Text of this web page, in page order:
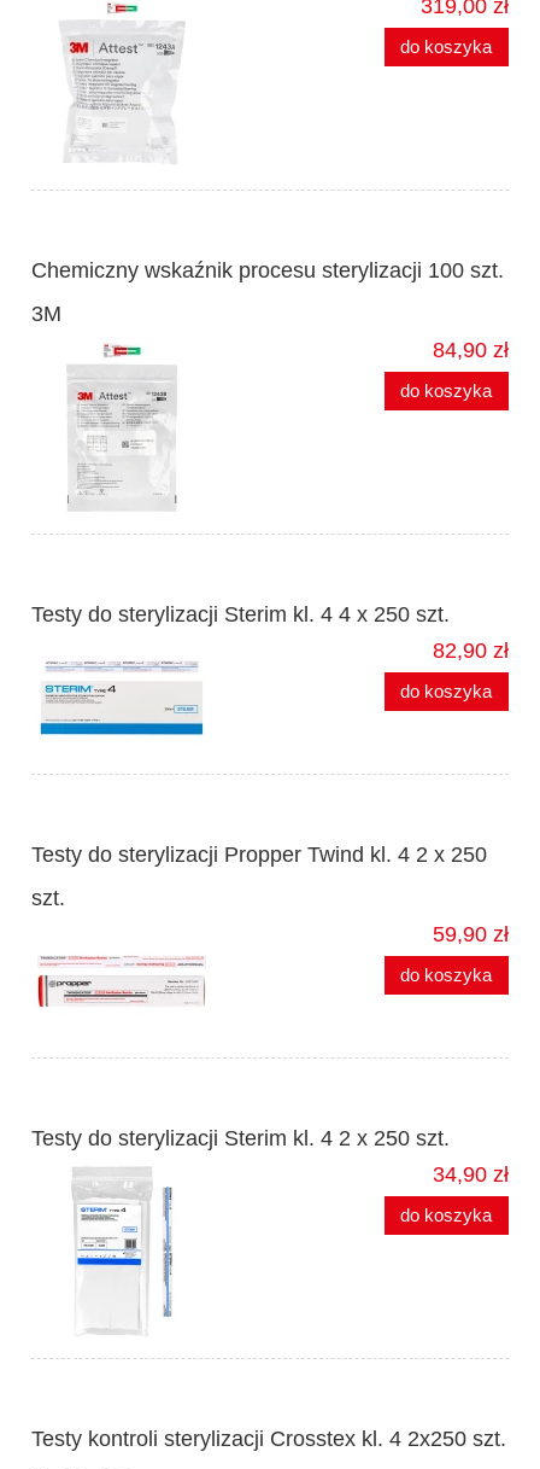
319,00 zł
do koszyka
Chemiczny wskaźnik procesu sterylizacji 100 szt.
3M
84,90 zł
do koszyka
Testy do sterylizacji Sterim kl. 4 4 x 250 szt.
82,90 zł
do koszyka
Testy do sterylizacji Propper Twind kl. 4 2 x 250
szt.
59,90 zł
do koszyka
Testy do sterylizacji Sterim kl. 4 2 x 250 szt.
34,90 zł
do koszyka
Testy kontroli sterylizacji Crosstex kl. 4 2x250 szt.